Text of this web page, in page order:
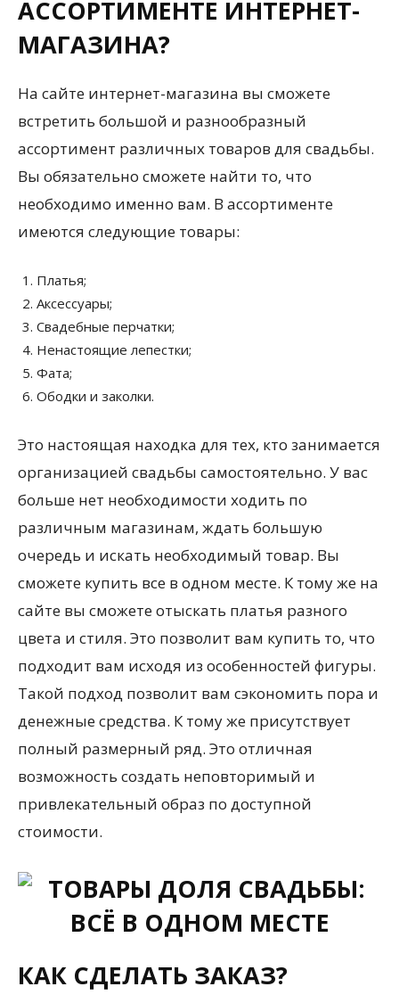
АССОРТИМЕНТЕ ИНТЕРНЕТ-
МАГАЗИНА?
На сайте интернет-магазина вы сможете
встретить большой и разнообразный
ассортимент различных товаров для свадьбы.
Вы обязательно сможете найти то, что
необходимо именно вам. В ассортименте
имеются следующие товары:
Платья;
Аксессуары;
Свадебные перчатки;
Ненастоящие лепестки;
Фата;
Ободки и заколки.
Это настоящая находка для тех, кто занимается
организацией свадьбы самостоятельно. У вас
больше нет необходимости ходить по
различным магазинам, ждать большую
очередь и искать необходимый товар. Вы
сможете купить все в одном месте. К тому же на
сайте вы сможете отыскать платья разного
цвета и стиля. Это позволит вам купить то, что
подходит вам исходя из особенностей фигуры.
Такой подход позволит вам сэкономить пора и
денежные средства. К тому же присутствует
полный размерный ряд. Это отличная
возможность создать неповторимый и
привлекательный образ по доступной
стоимости.
КАК СДЕЛАТЬ ЗАКАЗ?